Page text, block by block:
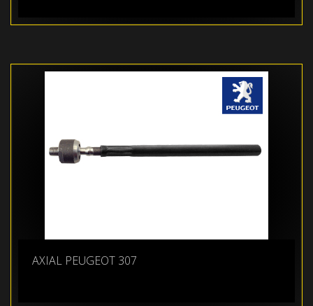
AXIAL PEUGEOT 307